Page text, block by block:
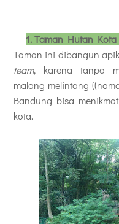
1. Taman Hutan
Taman ini dibangun
team, karena tanpa
malang melintang
Bandung bisa
kota.